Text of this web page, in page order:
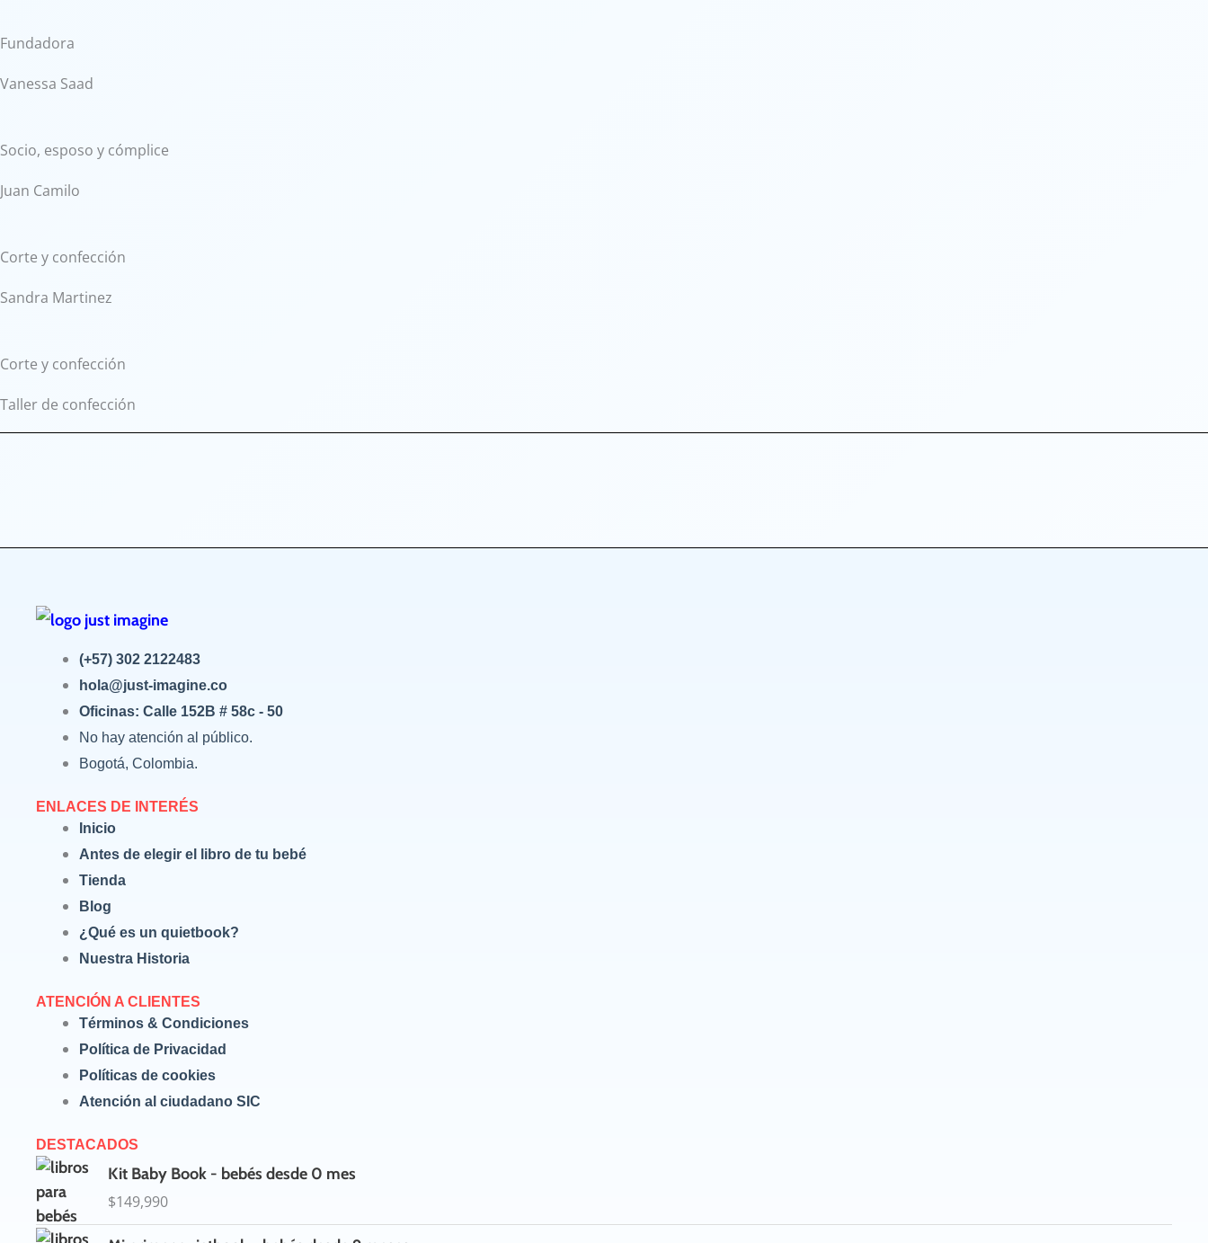
Fundadora
Vanessa Saad
Socio, esposo y cómplice
Juan Camilo
Corte y confección
Sandra Martinez
Corte y confección
Taller de confección
(+57) 302 2122483
hola@just-imagine.co
Oficinas: Calle 152B # 58c - 50
No hay atención al público.
Bogotá, Colombia.
ENLACES DE INTERÉS
Inicio
Antes de elegir el libro de tu bebé
Tienda
Blog
¿Qué es un quietbook?
Nuestra Historia
ATENCIÓN A CLIENTES
Términos & Condiciones
Política de Privacidad
Políticas de cookies
Atención al ciudadano SIC
DESTACADOS
Kit Baby Book - bebés desde 0 mes
$149,990